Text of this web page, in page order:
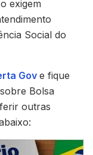
exigem
Social do
Gove fique
Bolsa
outras